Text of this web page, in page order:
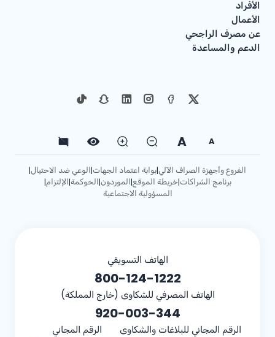
الأفراد
الأعمال
عن مصرف الراجحي
الدعم والمساعدة
A
A
الفروع وأجهزة الصراف الآلي|بوابة اعتماد الجهات|الوعي ضد الاحتيال|
برنامج الشراكات|خريطة الموقع|الموردون|الحوكمة|الإلتزام|
المسؤولية الاجتماعية
الهاتف التسويقي
800-124-1222
الهاتف المصرفي للشكاوى (خارج المملكة)
920-003-344
الرقم المجاني للبلاغات والشكاوى الرقم المجاني